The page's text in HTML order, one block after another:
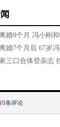
婚9个月 冯小刚
婚7个月后 67岁
三口合体登杂志
0条评论